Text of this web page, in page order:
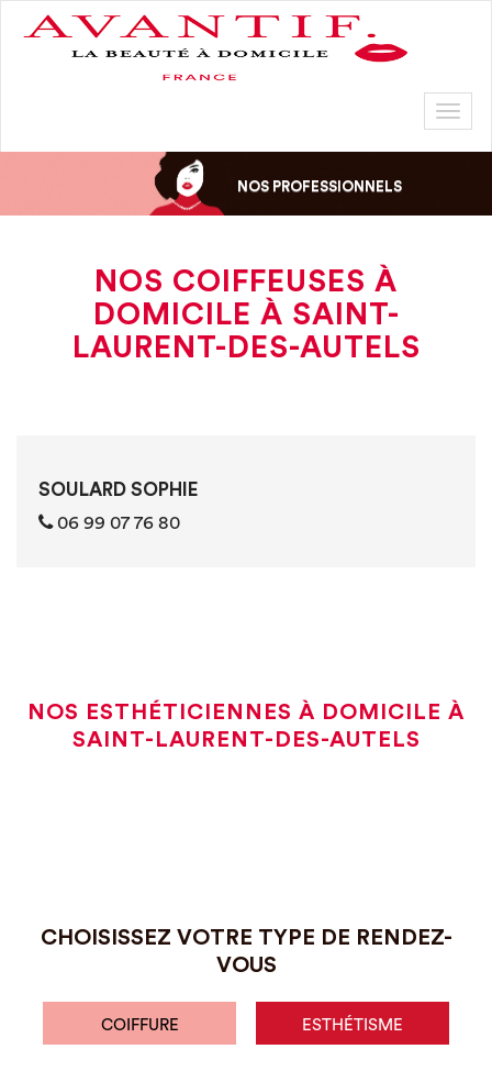
NOS PROFESSIONNELS
NOS COIFFEUSES À
DOMICILE À SAINT-
LAURENT-DES-AUTELS
SOULARD SOPHIE
06 99 07 76 80
NOS ESTHÉTICIENNES À DOMICILE À
SAINT-LAURENT-DES-AUTELS
CHOISISSEZ VOTRE TYPE DE RENDEZ-
VOUS
COIFFURE ESTHÉTISME